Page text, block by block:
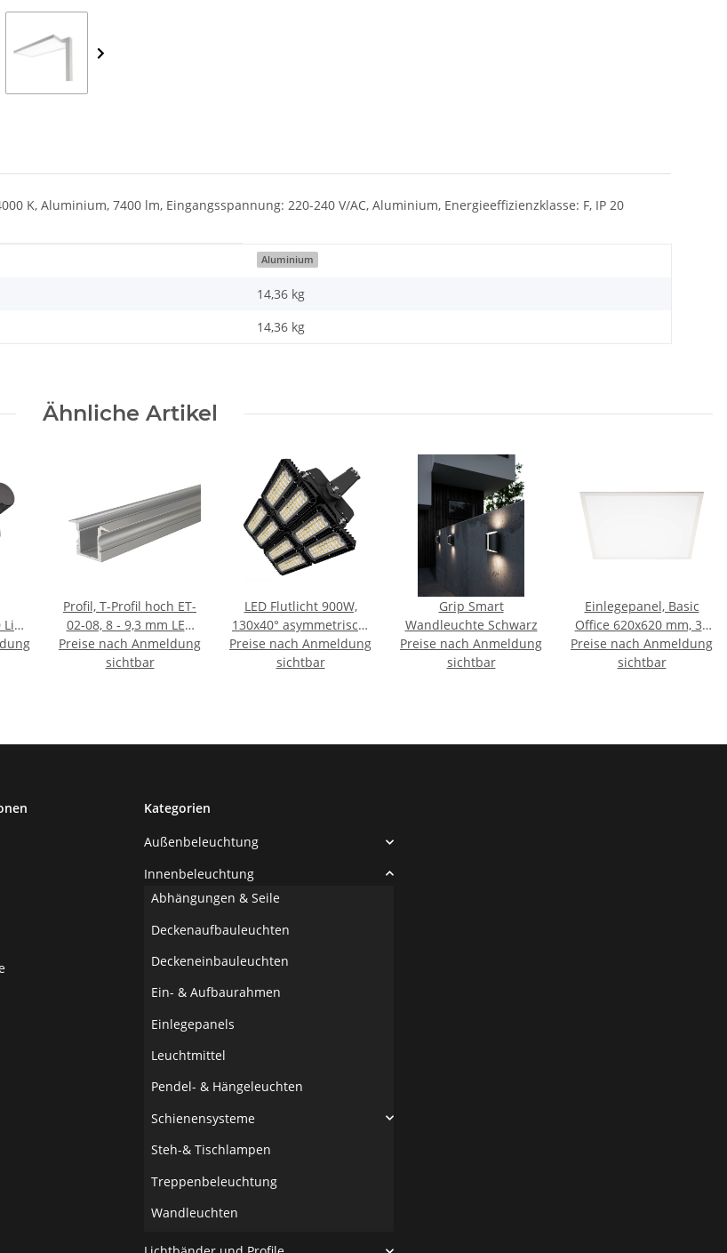
K, Aluminium, 7400 lm, Eingangsspannung: 220-240 V/AC, Aluminium, Energieeffizienzklasse: F, IP 20
Aluminium
14,36 kg
14,36 kg
Ähnliche Artikel
Profil, T-Profil hoch ET-
02-08, 8 - 9,3 mm LED
Stripes, Aluminium,
Silber, Eloxiert, Tiefe:
Preise nach Anmeldung
sichtbar
LED Flutlicht 900W,
130x40° asymmetrisch,
variabel, DALI dimmbar,
warmweiß, IP66
Preise nach Anmeldung
sichtbar
Grip Smart
Wandleuchte Schwarz
Preise nach Anmeldung
sichtbar
Einlegepanel, Basic
Office 620x620 mm, 36
W, 4000 K, Weiß, 220-
240 V/AC
Preise nach Anmeldung
sichtbar
Kategorien
Außenbeleuchtung
Innenbeleuchtung
Abhängungen & Seile
Deckenaufbauleuchten
Deckeneinbauleuchten
Ein- & Aufbaurahmen
Einlegepanels
Leuchtmittel
Pendel- & Hängeleuchten
Schienensysteme
Steh-& Tischlampen
Treppenbeleuchtung
Wandleuchten